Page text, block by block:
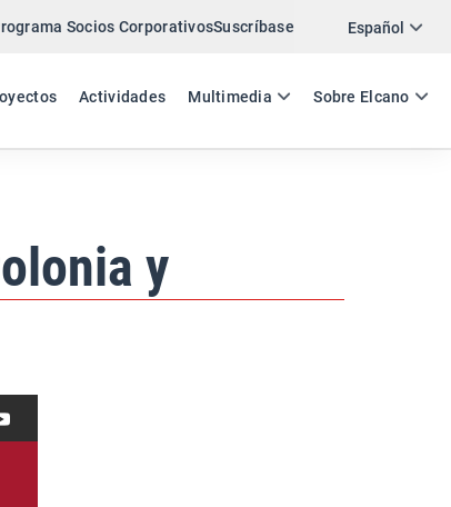
Socios CorporativosSuscríbase Español
ES EN
Actividades Multimedia Sobre Elcano
Twitter
y